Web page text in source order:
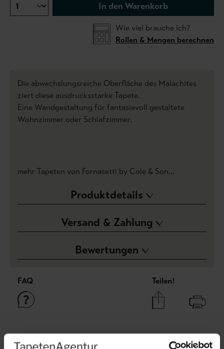
In den Warenkorb
Wie viel brauche ich?
Rollen & Mengen berechnen
Die abwechslungsreiche Oberfläche des Malachites
ziert diese ausdrucksstarke Tapete.
Eine Wandgestaltung für fantasievoll gestaltete
Wohnzimmer oder Schlafzimmer.
mehr Tapeten von Fornasetti by Cole & Son...
Produktdetails
Versand & Zahlung
Bewertungen
FAQ Teilen!